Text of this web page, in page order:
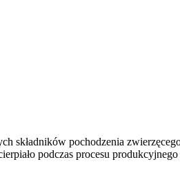
składników pochodzenia
podczas procesu